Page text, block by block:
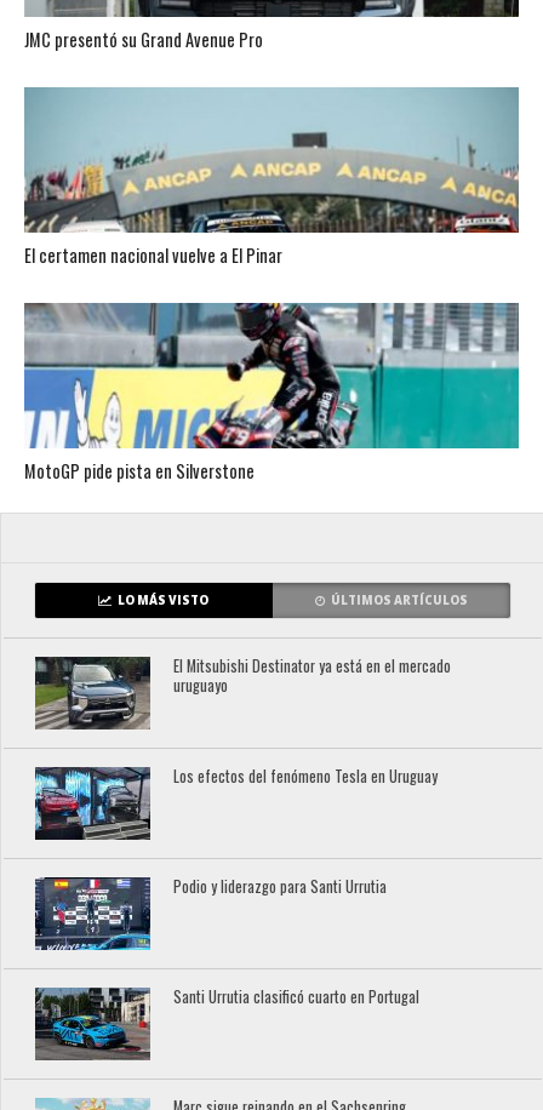
JMC presentó su Grand Avenue Pro
El certamen nacional vuelve a El Pinar
MotoGP pide pista en Silverstone
LO MÁS VISTO ÚLTIMOS ARTÍCULOS
El Mitsubishi Destinator ya está en el mercado
uruguayo
Los efectos del fenómeno Tesla en Uruguay
Podio y liderazgo para Santi Urrutia
Santi Urrutia clasificó cuarto en Portugal